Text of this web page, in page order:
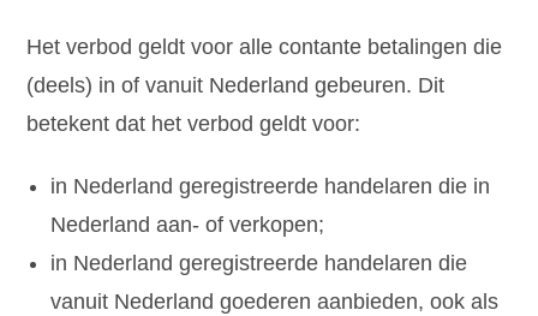
Het verbod geldt voor alle contante betalingen die
(deels) in of vanuit Nederland gebeuren. Dit
betekent dat het verbod geldt voor:
in Nederland geregistreerde handelaren die in
Nederland aan- of verkopen;
in Nederland geregistreerde handelaren die
vanuit Nederland goederen aanbieden, ook als